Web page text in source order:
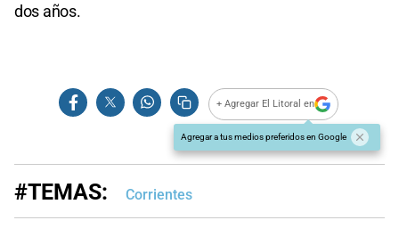
dos años.
+ Agregar El Litoral en
Agregar a tus medios preferidos en Google
#TEMAS: Corrientes